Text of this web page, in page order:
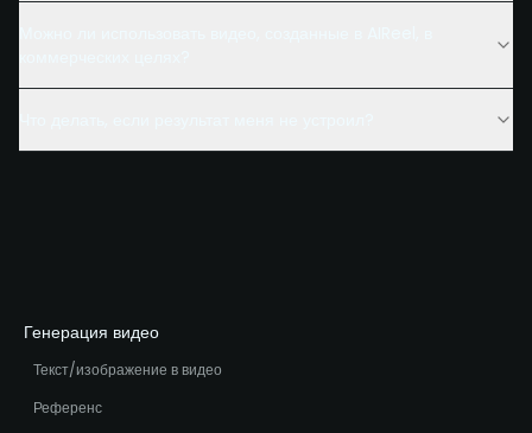
Генерация видео
Текст/изображение в видео
Референс